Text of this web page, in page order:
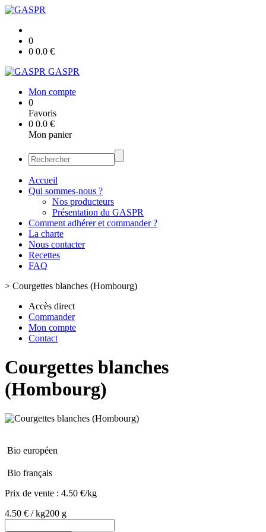
0
0 0.0 €
GASPR
Mon compte
0
Favoris
0 0.0 €
Mon panier
Accueil
Qui sommes-nous ?
Nos producteurs
Présentation du GASPR
Comment adhérer et commander ?
La charte
Nous contacter
Recettes
FAQ
> Courgettes blanches (Hombourg)
Accès direct
Commander
Mon compte
Contact
Courgettes blanches
(Hombourg)
Bio européen
Bio français
Prix de vente : 4.50 €/kg
4.50 € / kg200 g